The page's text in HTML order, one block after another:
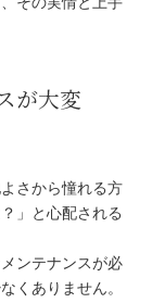
ナンスが
さから憧れる方
」と心配される
ンテナンスが必
くありません。